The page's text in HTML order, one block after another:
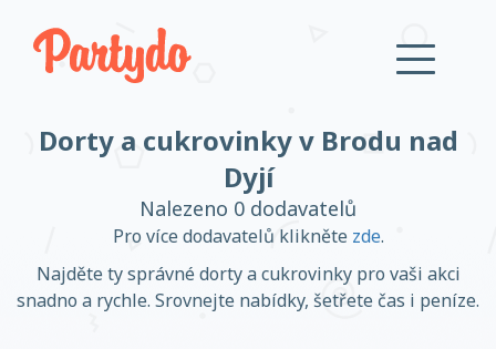
Přihlásit se
Založit účet
Dorty a cukrovinky v Brodu nad
Dyjí
Nalezeno 0 dodavatelů
Pro více dodavatelů klikněte zde.
Najděte ty správné dorty a cukrovinky pro vaši akci
snadno a rychle. Srovnejte nabídky, šetřete čas i peníze.